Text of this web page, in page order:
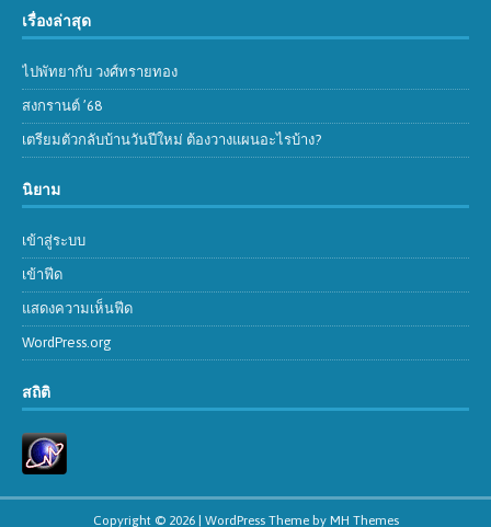
เรื่องล่าสุด
ไปพัทยากับ วงศ์ทรายทอง
สงกรานต์ ’68
เตรียมตัวกลับบ้านวันปีใหม่ ต้องวางแผนอะไรบ้าง?
นิยาม
เข้าสู่ระบบ
เข้าฟีด
แสดงความเห็นฟีด
WordPress.org
สถิติ
Copyright © 2026 | WordPress Theme by MH Themes